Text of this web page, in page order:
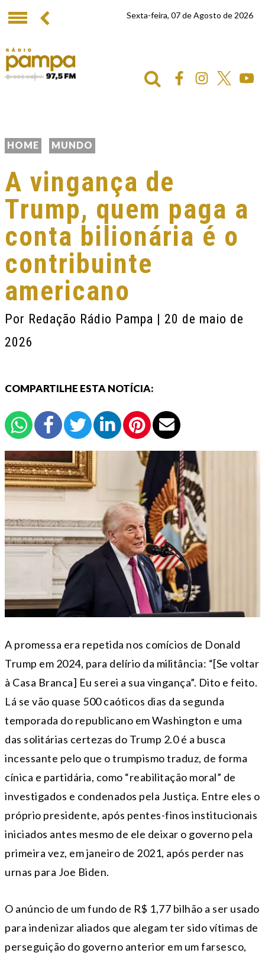
Sexta-feira, 07 de Agosto de 2026
HOME MUNDO
A vingança de
Trump, quem paga a
conta bilionária é o
contribuinte
americano
Por Redação Rádio Pampa | 20 de maio de
2026
COMPARTILHE ESTA NOTÍCIA:
A promessa era repetida nos comícios de Donald
Trump em 2024, para delírio da militância: “[Se voltar
à Casa Branca] Eu serei a sua vingança”. Dito e feito.
Lá se vão quase 500 caóticos dias da segunda
temporada do republicano em Washington e uma
das solitárias certezas do Trump 2.0 é a busca
incessante pelo que o trumpismo traduz, de forma
cínica e partidária, como “reabilitação moral” de
investigados e condenados pela Justiça. Entre eles o
próprio presidente, após pentes-finos institucionais
iniciados antes mesmo de ele deixar o governo pela
primeira vez, em janeiro de 2021, após perder nas
urnas para Joe Biden.
O anúncio de um fundo de R$ 1,77 bilhão a ser usado
para indenizar aliados que alegam ter sido vítimas de
perseguição do governo anterior em um farsesco,